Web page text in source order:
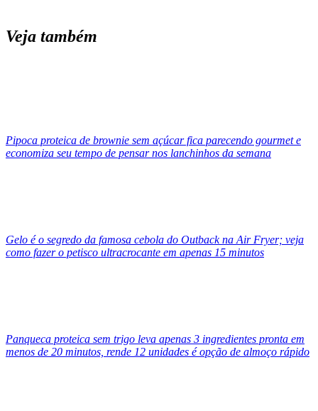
Veja também
Pipoca proteica de brownie sem açúcar fica parecendo gourmet e
economiza seu tempo de pensar nos lanchinhos da semana
Gelo é o segredo da famosa cebola do Outback na Air Fryer; veja
como fazer o petisco ultracrocante em apenas 15 minutos
Panqueca proteica sem trigo leva apenas 3 ingredientes pronta em
menos de 20 minutos, rende 12 unidades é opção de almoço rápido